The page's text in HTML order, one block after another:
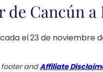
de Cancún a
el23 de noviembre
footer andAffiliate